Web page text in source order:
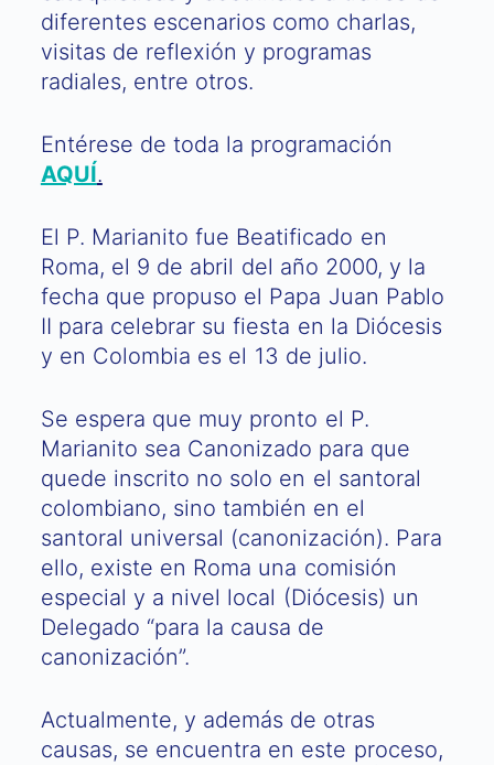
diferentes escenarios como charlas,
visitas de reflexión y programas
radiales, entre otros.
Entérese de toda la programación
AQUÍ.
El P. Marianito fue Beatificado en
Roma, el 9 de abril del año 2000, y la
fecha que propuso el Papa Juan Pablo
II para celebrar su fiesta en la Diócesis
y en Colombia es el 13 de julio.
Se espera que muy pronto el P.
Marianito sea Canonizado para que
quede inscrito no solo en el santoral
colombiano, sino también en el
santoral universal (canonización). Para
ello, existe en Roma una comisión
especial y a nivel local (Diócesis) un
Delegado “para la causa de
canonización”.
Actualmente, y además de otras
causas, se encuentra en este proceso,